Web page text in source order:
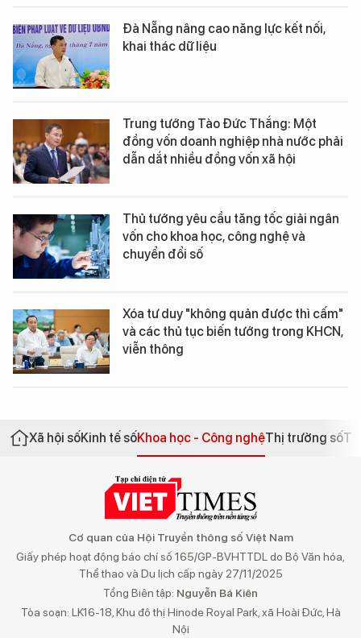
Đà Nẵng nâng cao năng lực kết nối,
khai thác dữ liệu
Trung tướng Tào Đức Thắng: Một
đồng vốn doanh nghiệp nhà nước phải
dẫn dắt nhiều đồng vốn xã hội
Thủ tướng yêu cầu tăng tốc giải ngân
vốn cho khoa học, công nghệ và
chuyển đổi số
Xóa tư duy "không quản được thì cấm"
và các thủ tục biến tướng trong KHCN,
viễn thông
Xã hội sốKinh tế sốKhoa học - Công nghệThị trường số
Cơ quan của Hội Truyền thông số Việt Nam
Giấy phép hoạt động báo chí số 165/GP-BVHTTDL do Bộ Văn hóa,
Thể thao và Du lịch cấp ngày 27/11/2025
Tổng Biên tập: Nguyễn Bá Kiên
Tòa soạn: LK16-18, Khu đô thị Hinode Royal Park, xã Hoài Đức, Hà
Nội